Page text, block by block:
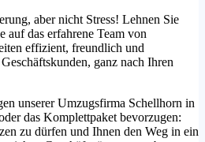
aber nicht Stress! Lehnen Sie
auf das erfahrene Team von
effizient, freundlich und
ganz nach Ihren
unserer Umzugsfirma Schellhorn in
das Komplettpaket bevorzugen:
zu dürfen und Ihnen den Weg in ein